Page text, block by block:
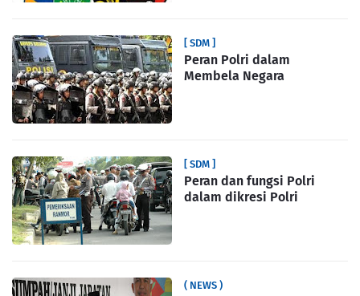
[ SDM ]
Peran Polri dalam
Membela Negara
[ SDM ]
Peran dan fungsi Polri
dalam dikresi Polri
( NEWS )